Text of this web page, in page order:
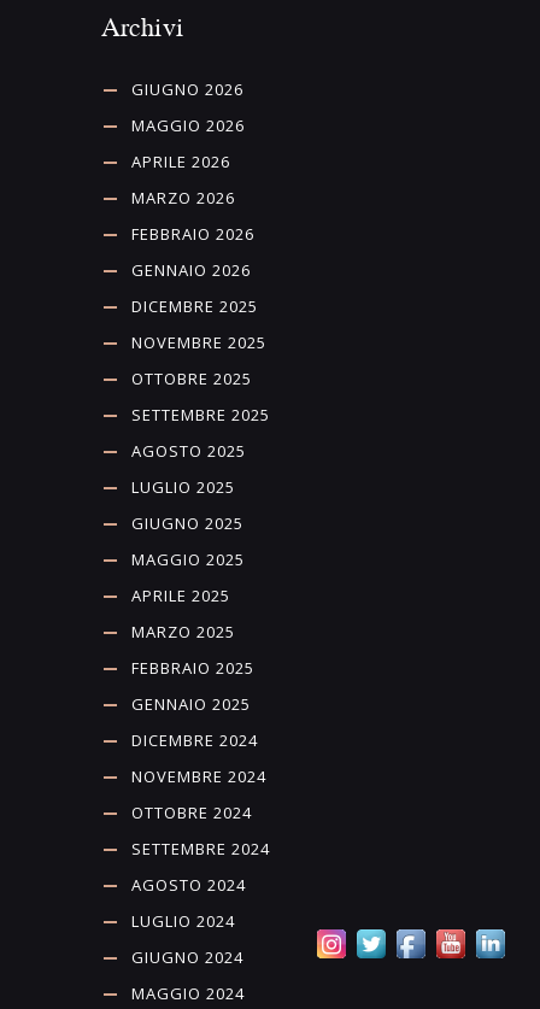
Archivi
GIUGNO 2026
MAGGIO 2026
APRILE 2026
MARZO 2026
FEBBRAIO 2026
GENNAIO 2026
DICEMBRE 2025
NOVEMBRE 2025
OTTOBRE 2025
SETTEMBRE 2025
AGOSTO 2025
LUGLIO 2025
GIUGNO 2025
MAGGIO 2025
APRILE 2025
MARZO 2025
FEBBRAIO 2025
GENNAIO 2025
DICEMBRE 2024
NOVEMBRE 2024
OTTOBRE 2024
SETTEMBRE 2024
AGOSTO 2024
LUGLIO 2024
GIUGNO 2024
MAGGIO 2024